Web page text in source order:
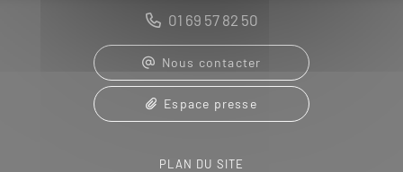
01 69 57 82 50
Nous contacter
Espace presse
PLAN DU SITE